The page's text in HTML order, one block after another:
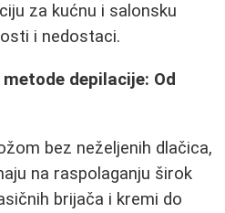
za kućnu i salonsku
i nedostaci.
depilacije: Od
bez neželjenih dlačica,
na raspolaganju širok
brijača i kremi do